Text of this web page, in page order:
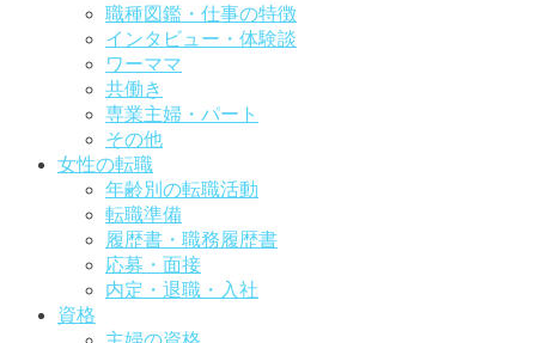
職種図鑑・仕事の特徴
インタビュー・体験談
ワーママ
共働き
専業主婦・パート
その他
女性の転職
年齢別の転職活動
転職準備
履歴書・職務履歴書
応募・面接
内定・退職・入社
資格